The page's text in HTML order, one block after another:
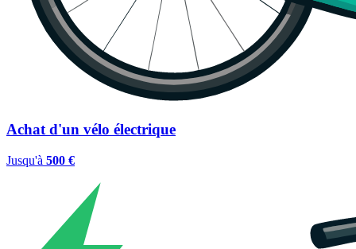
Achat d'un vélo électrique
Jusqu'à 500 €